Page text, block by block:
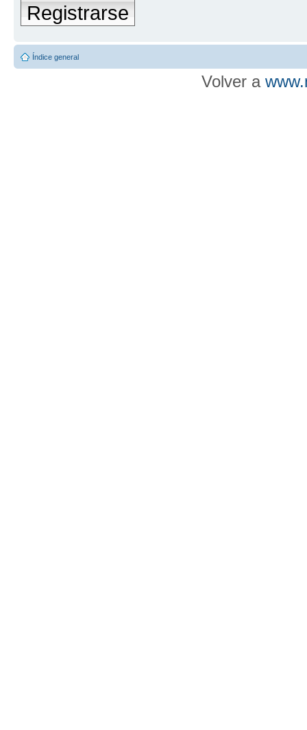
Registrarse
Índice general
Volver a